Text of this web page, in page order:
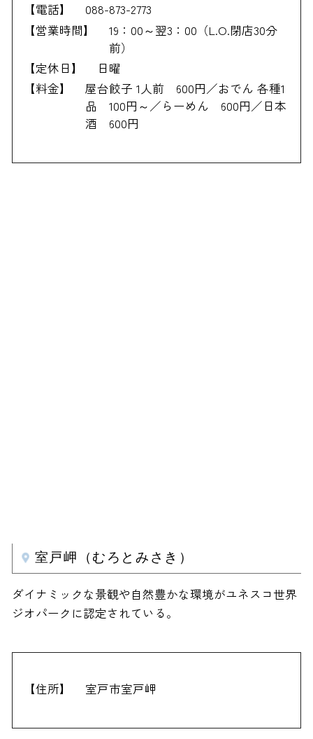
【電話】
088-873-2773
【営業時間】
19：00～翌3：00（L.O.閉店30分
前）
【定休日】
日曜
【料金】
屋台餃子 1人前 600円／おでん 各種1
品 100円～／らーめん 600円／日本
酒 600円
室戸岬（むろとみさき）
ダイナミックな景観や自然豊かな環境がユネスコ世界
ジオパークに認定されている。
【住所】 室戸市室戸岬